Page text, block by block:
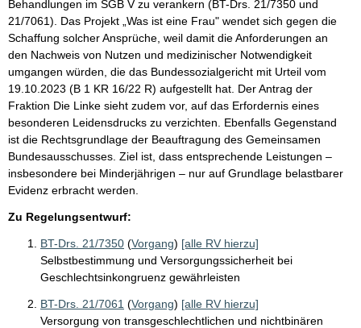
p
r
o
S
e
i
t
e
Behandlungen im SGB V zu verankern (BT-Drs. 21/7350 und
21/7061). Das Projekt „Was ist eine Frau" wendet sich gegen die
Schaffung solcher Ansprüche, weil damit die Anforderungen an
den Nachweis von Nutzen und medizinischer Notwendigkeit
umgangen würden, die das Bundessozialgericht mit Urteil vom
19.10.2023 (B 1 KR 16/22 R) aufgestellt hat. Der Antrag der
Fraktion Die Linke sieht zudem vor, auf das Erfordernis eines
besonderen Leidensdrucks zu verzichten. Ebenfalls Gegenstand
ist die Rechtsgrundlage der Beauftragung des Gemeinsamen
Bundesausschusses. Ziel ist, dass entsprechende Leistungen –
insbesondere bei Minderjährigen – nur auf Grundlage belastbarer
Evidenz erbracht werden.
Zu Regelungsentwurf:
BT-Drs. 21/7350 (Vorgang) [alle RV hierzu]
Selbstbestimmung und Versorgungssicherheit bei
Geschlechtsinkongruenz gewährleisten
BT-Drs. 21/7061 (Vorgang) [alle RV hierzu]
Versorgung von transgeschlechtlichen und nichtbinären